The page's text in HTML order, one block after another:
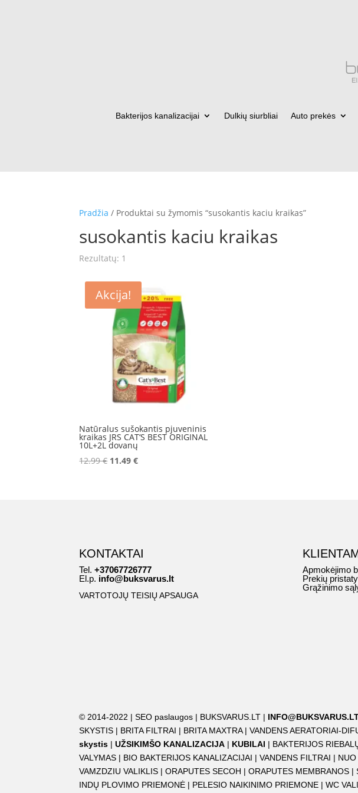
Bakterijos kanalizacijai Dulkių siurbliai Auto prekės
Pradžia / Produktai su žymomis “susokantis kaciu kraikas”
susokantis kaciu kraikas
Rezultatų: 1
Akcija!
Natūralus sušokantis pjuveninis
kraikas JRS CAT‘S BEST ORIGINAL
10L+2L dovanų
12.99€ Original
11.49€Current
KONTAKTAI
Tel.+37067726777
El.p. info@buksvarus.lt
VARTOTOJŲ TEISIŲ APSAUGA
Apmokėjimo
Prekių
Grąžinimo
© 2014-2022 |SEO paslaugos | BUKSVARUS.LT |
SKYSTIS | BRITA FILTRAI | BRITA MAXTRA|VANDENS AERATORIAI-
skystis |UŽSIKIMŠO KANALIZACIJA | KUBILAI | BAKTERIJOS
VALYMAS | BIO BAKTERIJOS KANALIZACIJAI |VANDENS FILTRAI |
VAMZDZIU VALIKLIS |ORAPUTES SECOH |ORAPUTES MEMBRANOS |
INDŲ PLOVIMO PRIEMONĖ | PELESIO NAIKINIMO PRIEMONE |WC